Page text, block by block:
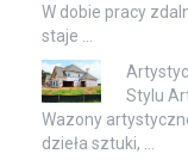
W dobie pracy
staje …
Stylu
Wazony
dzieła sztuki, …